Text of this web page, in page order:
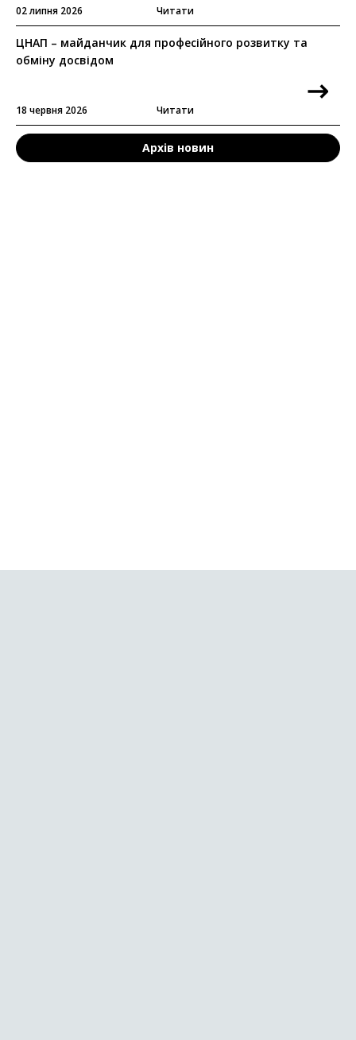
02 липня 2026 Читати
ЦНАП – майданчик для професійного розвитку та
обміну досвідом
18 червня 2026 Читати
Архів новин